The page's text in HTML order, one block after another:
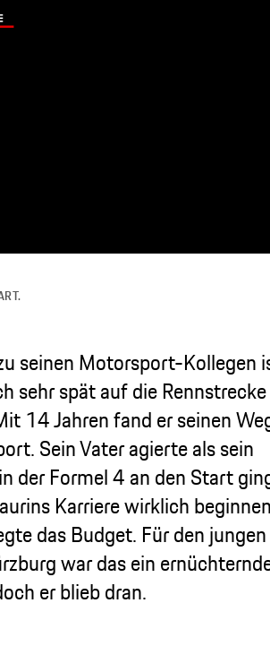
seinen Motorsport-Kollegen
sehr spät auf die Rennstrecke
14 Jahren fand er seinen
Sein Vater agierte als sein
der Formel 4 an den Start
Karriere wirklich
das Budget. Für den jungen
war das ein
er blieb dran.